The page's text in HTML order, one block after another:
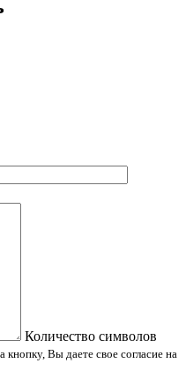
Количество символов
кнопку, Вы даете свое согласие на